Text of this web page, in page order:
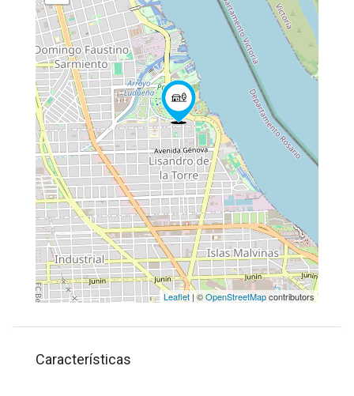
Leaflet| ©OpenStreetMapcontributors
Características